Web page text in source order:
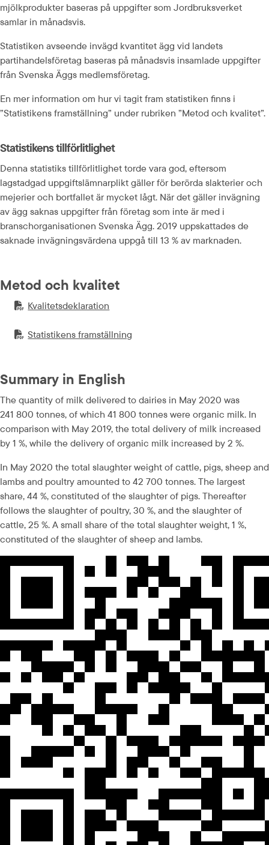
mjölkprodukter baseras på uppgifter som Jordbruksverket
samlar in månadsvis.
Statistiken avseende invägd kvantitet ägg vid landets
partihandelsföretag baseras på månadsvis insamlade uppgifter
från Svenska Äggs medlemsföretag.
En mer information om hur vi tagit fram statistiken finns i
”Statistikens framställning” under rubriken ”Metod och kvalitet”.
Statistikens tillförlitlighet
Denna statistiks tillförlitlighet torde vara god, eftersom
lagstadgad uppgiftslämnarplikt gäller för berörda slakterier och
mejerier och bortfallet är mycket lågt. När det gäller invägning
av ägg saknas uppgifter från företag som inte är med i
branschorganisationen Svenska Ägg. 2019 uppskattades de
saknade invägningsvärdena uppgå till 13 % av marknaden.
Metod och kvalitet
PDF-fil.
Kvalitetsdeklaration
pdf, 280.8 kB.
PDF-fil.
Statistikens framställning
pdf, 120.9 kB.
Summary in English
The quantity of milk delivered to dairies in May 2020 was
241 800 tonnes, of which 41 800 tonnes were organic milk. In
comparison with May 2019, the total delivery of milk increased
by 1 %, while the delivery of organic milk increased by 2 %.
In May 2020 the total slaughter weight of cattle, pigs, sheep and
lambs and poultry amounted to 42 700 tonnes. The largest
share, 44 %, constituted of the slaughter of pigs. Thereafter
follows the slaughter of poultry, 30 %, and the slaughter of
cattle, 25 %. A small share of the total slaughter weight, 1 %,
constituted of the slaughter of sheep and lambs.